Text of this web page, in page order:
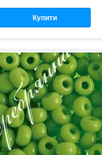
Купити